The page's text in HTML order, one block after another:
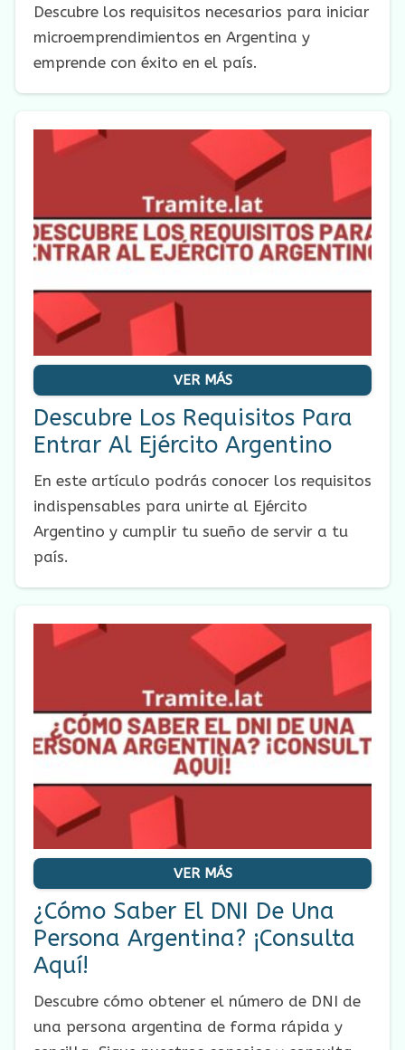
Descubre los requisitos necesarios para iniciar
microemprendimientos en Argentina y
emprende con éxito en el país.
VER MÁS
Descubre Los Requisitos Para
Entrar Al Ejército Argentino
En este artículo podrás conocer los requisitos
indispensables para unirte al Ejército
Argentino y cumplir tu sueño de servir a tu
país.
VER MÁS
¿Cómo Saber El DNI De Una
Persona Argentina? ¡Consulta
Aquí!
Descubre cómo obtener el número de DNI de
una persona argentina de forma rápida y